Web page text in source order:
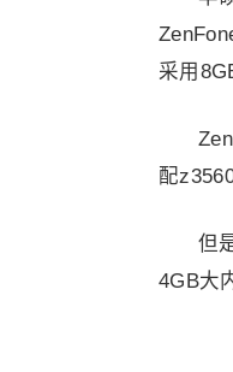
采用
配
但
4GB大